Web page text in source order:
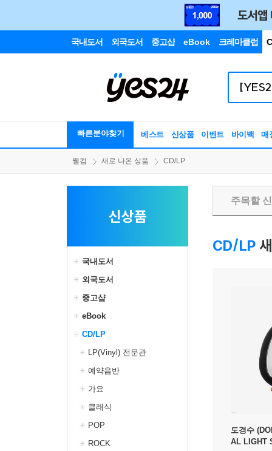
국내도서 외국도서 중고샵 eBook 크레마클럽
빠른분야찾기 베스트 신상품 이벤트 바이백 매
웰컴 새로 나온 상품 CD/LP
신상품
국내도서
외국도서
중고샵
eBook
CD/LP
LP(Vinyl) 전문관
예약음반
가요
클래식
POP
ROCK
주목할
CD/LP
도경수
AL LIGHT